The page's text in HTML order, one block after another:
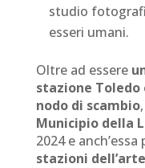
studio
esseri umani.
Oltre ad essere
stazione
nodo di scambio
Municipio della
2024 e anch’essa
stazioni